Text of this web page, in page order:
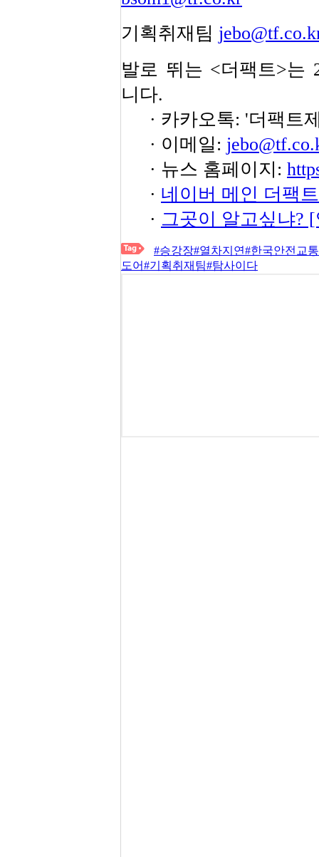
기획취재팀
발로 뛰는 <더팩트>는
니다.
· 카카오톡: '더팩트
· 이메일:
· 뉴스 홈페이지:
· 네이버 메인 더팩
· 그곳이 알고싶냐?
#승강장#열차지연#한국안전교
도어#기획취재팀#탐사이다